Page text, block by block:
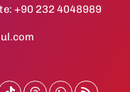
+90 232 4048989